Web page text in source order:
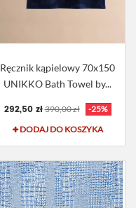
Ręcznik kąpielowy 70x150
UNIKKO Bath Towel by...
292,50 zł 390,00 zł
-25%
DODAJ DO KOSZYKA